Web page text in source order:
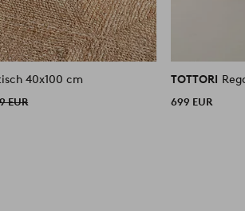
40x100 cm
EUR
TOTTORI
699 EUR